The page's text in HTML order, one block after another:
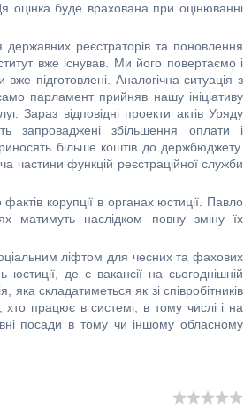
оцінка буде врахована при оцінюванні
реєстраторів та поновлення
вже існував. Ми його повертаємо і
підготовлені. Аналогічна ситуація з
парламент прийняв нашу ініціативу
Зараз відповідні проекти актів Уряду
запроваджені збільшення оплати і
більше коштів до держбюджету.
функцій реєстраційної служби
корупції в органах юстиції. Павло
матимуть наслідком повну зміну їх
ліфтом для чесних та фахових
юстиції, де є вакансії на сьогоднішній
складатиметься як зі співробітників
хто працює в системі, в тому числі і на
посади в тому чи іншому обласному